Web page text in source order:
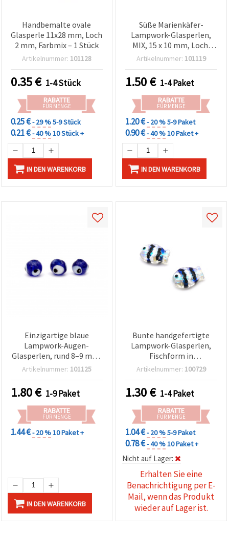
Handbemalte ovale
Glasperle 11x28 mm, Loch
2 mm, Farbmix – 1 Stück
Artikelnummer: 101128
0.35€ 1-4 Stück
RABATTE
FÜR MENGE
0.25 €- 29 %5-9 Stück
0.21 €- 40 %10 Stück +
IN DEN WARENKORB
Süße Marienkäfer-
Lampwork-Glasperlen,
MIX, 15 x 10 mm, Loch:
1,5–2 mm – ideal für
Accessoires & DIY-Basteln
– 4 Stück
Artikelnummer: 101119
1.50€ 1-4 Paket
RABATTE
FÜR MENGE
1.20 €- 20 %5-9 Paket
0.90 €- 40 %10 Paket +
IN DEN WARENKORB
Einzigartige blaue
Lampwork-Augen-
Glasperlen, rund 8–9 mm,
Loch 2 mm – ideal für
Amulette & DIY-Basteln –
Packung à 10 Stück
Artikelnummer: 101125
1.80€ 1-9 Paket
RABATTE
FÜR MENGE
1.44 €- 20 %10 Paket +
IN DEN WARENKORB
Bunte handgefertigte
Lampwork-Glasperlen,
Fischform in
Regenbogenfarben, 15 x
Schmuckherstellung,
Accessoires & DIY-Basteln
– Set mit 2 Stück
Artikelnummer: 100729
1.30€ 1-4 Paket
RABATTE
FÜR MENGE
1.04 €- 20 %5-9 Paket
0.78 €- 40 %10 Paket +
Nicht auf Lager:
Erhalten Sie eine
Benachrichtigung per E-
Mail, wenn das Produkt
wieder auf Lager ist.